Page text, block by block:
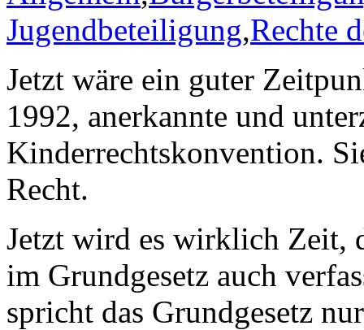
Jugendbeteiligung,Rechte
Jetzt wäre ein guter
1992, anerkannte und
Kinderrechtskonvention.
Recht.
Jetzt wird es wirklich Zeit,
im Grundgesetz auch
spricht das Grundgesetz